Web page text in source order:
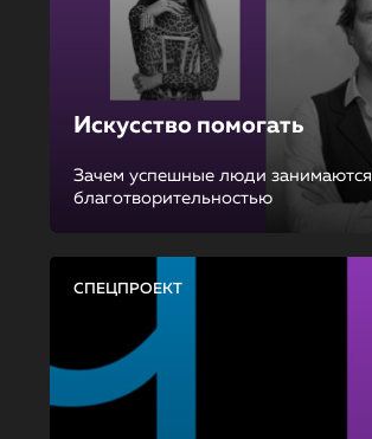
Искусство помогать
Зачем успешные люди занимаются
благотворительностью
СПЕЦПРОЕКТ